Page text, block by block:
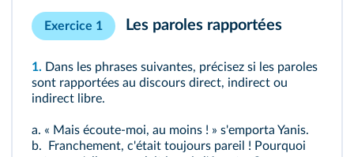
Exercice 1 Les paroles rapportées
1. Dans les phrases suivantes, précisez si les paroles
sont rapportées au discours direct, indirect ou
indirect libre.
a. « Mais écoute-moi, au moins ! » s'emporta Yanis.
b. Franchement, c'était toujours pareil ! Pourquoi